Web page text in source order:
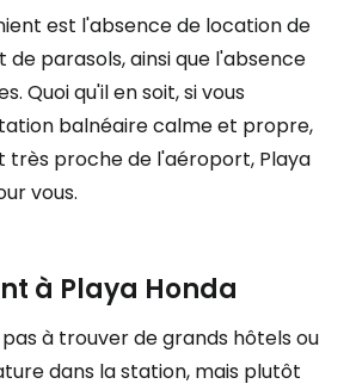
est l'absence de location de
de parasols, ainsi que l'absence
Quoi qu'il en soit, si vous
balnéaire calme et propre,
très proche de l'aéroport, Playa
vous.
à Playa Honda
à trouver de grands hôtels ou
dans la station, mais plutôt